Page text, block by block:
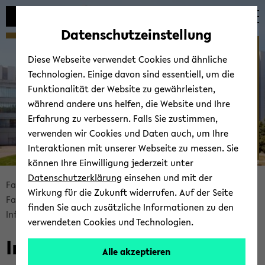
Automatische
vermeiden
zum
wechseln
zum
wechseln
zum
wechseln
Bread­
crumb
über­
sprin­
gen
und
Fa­kul­tät für Ma­the­ma­tik
Fa­kul­tät
Fach­schaft Wirt­schafts­ma­the­ma­tik
In­for­ma­tio­nen zur Fach­schaft
mathematik
© Uni­ver­si­tät Bie­le­feld
In­for­ma­tio­nen zur Fach­
Datenschutzeinstellung
Diese Webseite verwendet Cookies und ähnliche
Technologien. Einige davon sind essentiell, um die
Funktionalität der Website zu gewährleisten,
während andere uns helfen, die Website und Ihre
Erfahrung zu verbessern. Falls Sie zustimmen,
verwenden wir Cookies und Daten auch, um Ihre
Interaktionen mit unserer Webseite zu messen. Sie
können Ihre Einwilligung jederzeit unter
Datenschutzerklärung einsehen und mit der
Wirkung für die Zukunft widerrufen. Auf der Seite
finden Sie auch zusätzliche Informationen zu den
verwendeten Cookies und Technologien.
Alle akzeptieren